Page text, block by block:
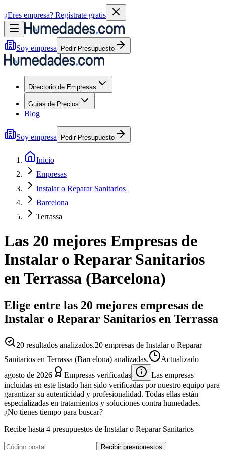
¿Eres empresa? Regístrate gratis
Soy empresa Pedir Presupuesto
Directorio de Empresas
Guías de Precios
Blog
Soy empresa Pedir Presupuesto
Inicio
Empresas
Instalar o Reparar Sanitarios
Barcelona
Terrassa
Las 20 mejores Empresas de
Instalar o Reparar Sanitarios
enTerrassa (Barcelona)
Elige entre las 20 mejores empresas de
Instalar o Reparar Sanitarios en Terrassa
20 resultados analizados.20 empresas de Instalar o Reparar
Sanitarios en Terrassa (Barcelona) analizadas.
Actualizado
agosto de 2026
Empresas verificadas
Las empresas
incluidas en este listado han sido verificadas por nuestro equipo para
garantizar su autenticidad y profesionalidad. Todas ellas están
especializadas en tratamientos y soluciones contra humedades.
¿No tienes tiempo para buscar?
Recibe hasta 4 presupuestos de Instalar o Reparar Sanitarios
Recibir presupuestos